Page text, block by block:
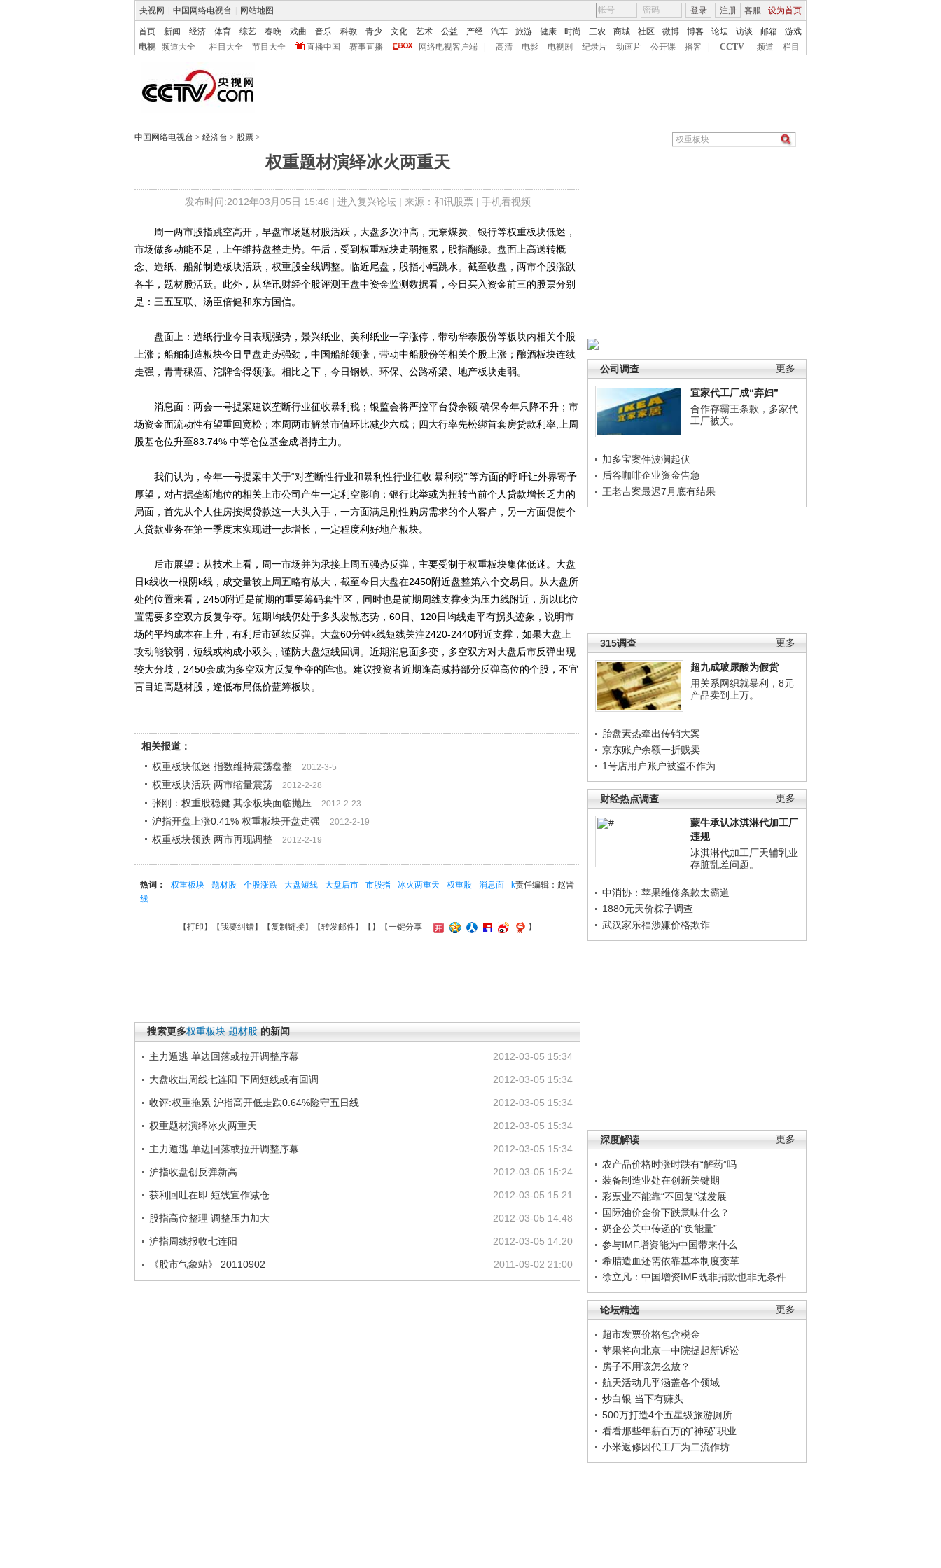
央视网 中国网络电视台 网站地图 客服 设为首页
登录 注册
首页 新闻 经济 体育 综艺 春晚 戏曲 音乐 科教 青少 文化 艺术 公益 产经 汽车 旅游 健康 时尚 三农 商城 社区 微博 博客 论坛 访谈 邮箱
游戏
电视
频道大全 栏目大全 节目大全 直播中国 赛事直播 网络电视客户端 高清 电影 电视剧 纪录片 动画片 公开课 播客 CCTV 频道 栏目
中国网络电视台 > 经济台 > 股票 >
权重题材演绎冰火两重天
发布时间:2012年03月05日 15:46 | 进入复兴论坛| 来源：和讯股票 | 手机看视频
更多
公司调查
宜家代工厂成“弃妇”
合作存霸王条款，多家代
工厂被关。
加多宝案件波澜起伏
后谷咖啡企业资金告急
王老吉案最迟7月底有结果
更多
315调查
超九成玻尿酸为假货
用关系网织就暴利，8元
产品卖到上万。
胎盘素热牵出传销大案
京东账户余额一折贱卖
1号店用户账户被盗不作为
更多
财经热点调查
蒙牛承认冰淇淋代加工厂
违规
冰淇淋代加工厂天辅乳业
存脏乱差问题。
中消协：苹果维修条款太霸道
1880元天价粽子调查
武汉家乐福涉嫌价格欺诈
更多
深度解读
农产品价格时涨时跌有“解药”吗
装备制造业处在创新关键期
彩票业不能靠“不回复”谋发展
国际油价金价下跌意味什么？
奶企公关中传递的“负能量”
参与IMF增资能为中国带来什么
希腊造血还需依靠基本制度变革
徐立凡：中国增资IMF既非捐款也非无条件
更多
论坛精选
超市发票价格包含税金
苹果将向北京一中院提起新诉讼
房子不用该怎么放？
航天活动几乎涵盖各个领域
炒白银 当下有赚头
500万打造4个五星级旅游厕所
看看那些年薪百万的“神秘”职业
小米返修因代工厂为二流作坊
周一两市股指跳空高开，早盘市场题材股活跃，大盘多次冲高，无奈煤炭、银行等权重板块低迷，
市场做多动能不足，上午维持盘整走势。午后，受到权重板块走弱拖累，股指翻绿。盘面上高送转概
念、造纸、船舶制造板块活跃，权重股全线调整。临近尾盘，股指小幅跳水。截至收盘，两市个股涨跌
各半，题材股活跃。此外，从华讯财经个股评测王盘中资金监测数据看，今日买入资金前三的股票分别
是：三五互联、汤臣倍健和东方国信。
盘面上：造纸行业今日表现强势，景兴纸业、美利纸业一字涨停，带动华泰股份等板块内相关个股
上涨；船舶制造板块今日早盘走势强劲，中国船舶领涨，带动中船股份等相关个股上涨；酿酒板块连续
走强，青青稞酒、沱牌舍得领涨。相比之下，今日钢铁、环保、公路桥梁、地产板块走弱。
消息面：两会一号提案建议垄断行业征收暴利税；银监会将严控平台贷余额 确保今年只降不升；市
场资金面流动性有望重回宽松；本周两市解禁市值环比减少六成；四大行率先松绑首套房贷款利率;上周
股基仓位升至83.74% 中等仓位基金成增持主力。
我们认为，今年一号提案中关于“对垄断性行业和暴利性行业征收‘暴利税’”等方面的呼吁让外界寄予
厚望，对占据垄断地位的相关上市公司产生一定利空影响；银行此举或为扭转当前个人贷款增长乏力的
局面，首先从个人住房按揭贷款这一大头入手，一方面满足刚性购房需求的个人客户，另一方面促使个
人贷款业务在第一季度末实现进一步增长，一定程度利好地产板块。
后市展望：从技术上看，周一市场并为承接上周五强势反弹，主要受制于权重板块集体低迷。大盘
日k线收一根阴k线，成交量较上周五略有放大，截至今日大盘在2450附近盘整第六个交易日。从大盘所
处的位置来看，2450附近是前期的重要筹码套牢区，同时也是前期周线支撑变为压力线附近，所以此位
置需要多空双方反复争夺。短期均线仍处于多头发散态势，60日、120日均线走平有拐头迹象，说明市
场的平均成本在上升，有利后市延续反弹。大盘60分钟k线短线关注2420-2440附近支撑，如果大盘上
攻动能较弱，短线或构成小双头，谨防大盘短线回调。近期消息面多变，多空双方对大盘后市反弹出现
较大分歧，2450会成为多空双方反复争夺的阵地。建议投资者近期逢高减持部分反弹高位的个股，不宜
盲目追高题材股，逢低布局低价蓝筹板块。
相关报道：
权重板块低迷 指数维持震荡盘整
2012-3-5
权重板块活跃 两市缩量震荡 2012-2-28
张刚：权重股稳健 其余板块面临抛压 2012-2-23
沪指开盘上涨0.41% 权重板块开盘走强 2012-2-19
权重板块领跌 两市再现调整 2012-2-19
责任编辑：赵晋
热词： 权重板块 题材股 个股涨跌 大盘短线 大盘后市 市股指 冰火两重天 权重股 消息面
k
线
【打印 】【我要纠错】【复制链接】【转发邮件】【 】 【一键分享 】
搜索更多权重板块 题材股 的新闻
2012-03-05 15:34
主力遁逃 单边回落或拉开调整序幕
2012-03-05 15:34
大盘收出周线七连阳 下周短线或有回调
2012-03-05 15:34
收评:权重拖累 沪指高开低走跌0.64%险守五日线
2012-03-05 15:34
权重题材演绎冰火两重天
2012-03-05 15:34
主力遁逃 单边回落或拉开调整序幕
2012-03-05 15:24
沪指收盘创反弹新高
2012-03-05 15:21
获利回吐在即 短线宜作减仓
2012-03-05 14:48
股指高位整理 调整压力加大
2012-03-05 14:20
沪指周线报收七连阳
2011-09-02 21:00
《股市气象站》 20110902